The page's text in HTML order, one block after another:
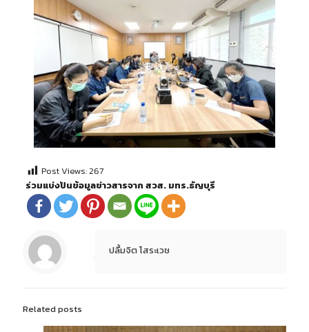
Post Views:267
ร่วมแบ่งปันข้อมูลข่าวสารจาก สวส. มทร.ธัญบุรี
ปลื้มจิต โสระเวช
Related posts